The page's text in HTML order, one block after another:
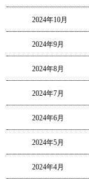
2024年10月
2024年9月
2024年8月
2024年7月
2024年6月
2024年5月
2024年4月